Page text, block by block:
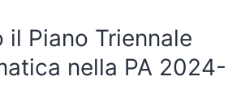
il Piano Triennale
nella PA 2024-